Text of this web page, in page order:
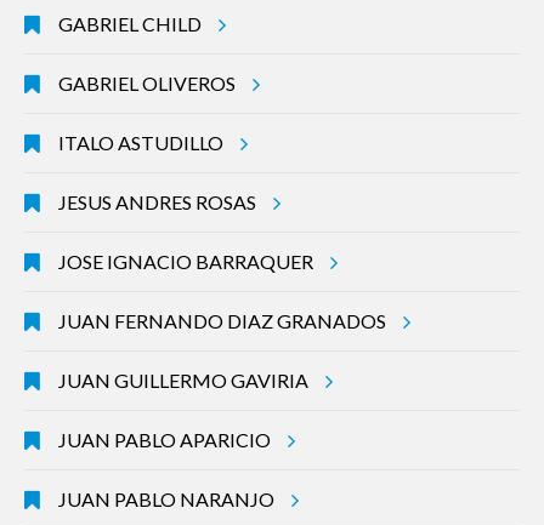
GABRIEL CHILD
GABRIEL OLIVEROS
ITALO ASTUDILLO
JESUS ANDRES ROSAS
JOSE IGNACIO BARRAQUER
JUAN FERNANDO DIAZ GRANADOS
JUAN GUILLERMO GAVIRIA
JUAN PABLO APARICIO
JUAN PABLO NARANJO